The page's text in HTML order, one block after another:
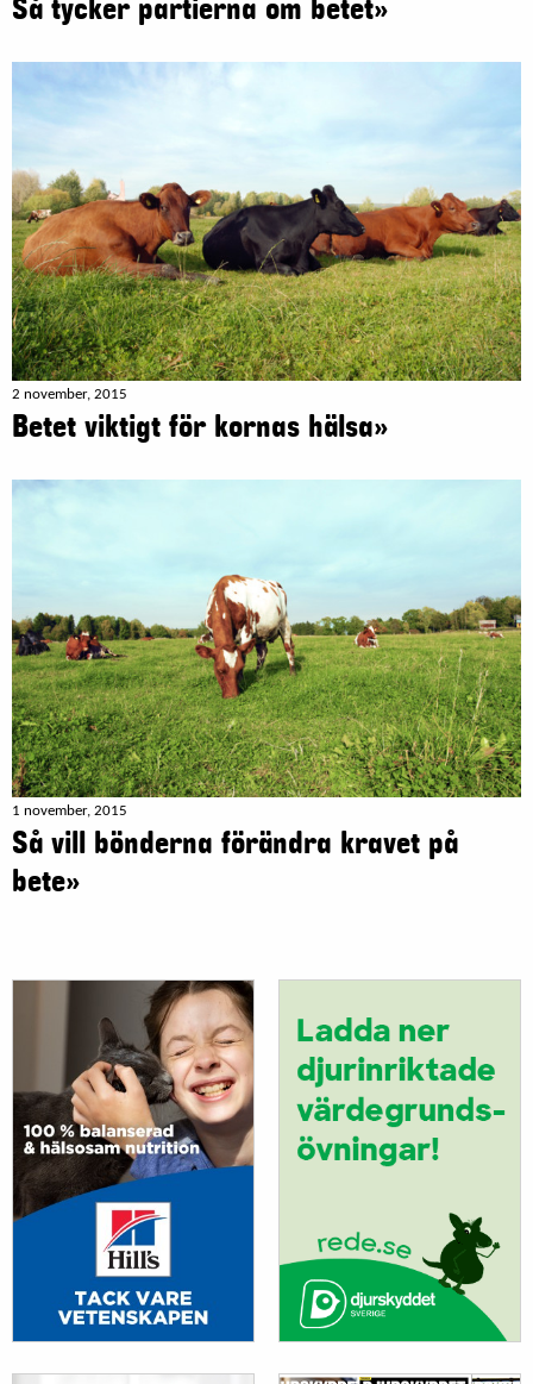
Så tycker partierna om betet»
2 november, 2015
Betet viktigt för kornas hälsa»
1 november, 2015
Så vill bönderna förändra kravet på
bete»